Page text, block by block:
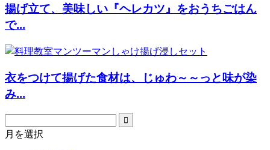
揚げ立て、美味しい『ヘレカツ』をおうちごはん
で...
衣をつけて揚げた食材は、じゅわ～～っと味が染
み...
月を選択